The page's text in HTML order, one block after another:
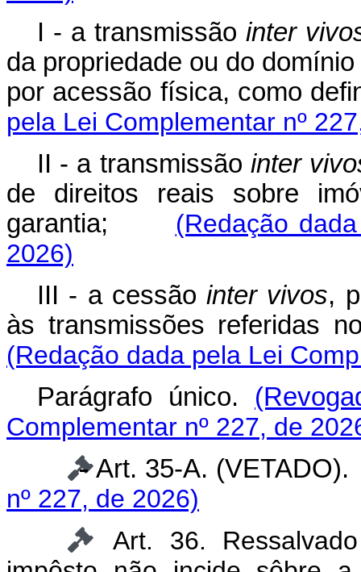
I - a transmissão inter
da propriedade ou do
por acessão física, como
pela Lei Complementar nº
II - a transmissão inter
de direitos reais sobre
garantia; (Redação
2026)
III - a cessãointer vivos,
às transmissões referidas
(Redação dada pela Lei
Parágrafo único.
Complementar nº 227, de
Art. 35-A.
nº 227, de 2026)
Art. 36.